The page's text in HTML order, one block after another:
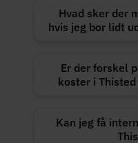
Hvad sker der
hvis jeg bor lidt
Er der forskel
koster i
Kan jeg få